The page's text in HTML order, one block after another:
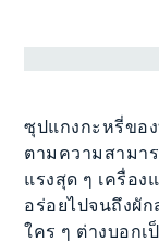
ซุปแกงกะหรี่ขอ
ตามความสามา
แรงสุด ๆ เครื่อ
อร่อยไปจนถึงผั
ใคร ๆ ต่างบอกเ